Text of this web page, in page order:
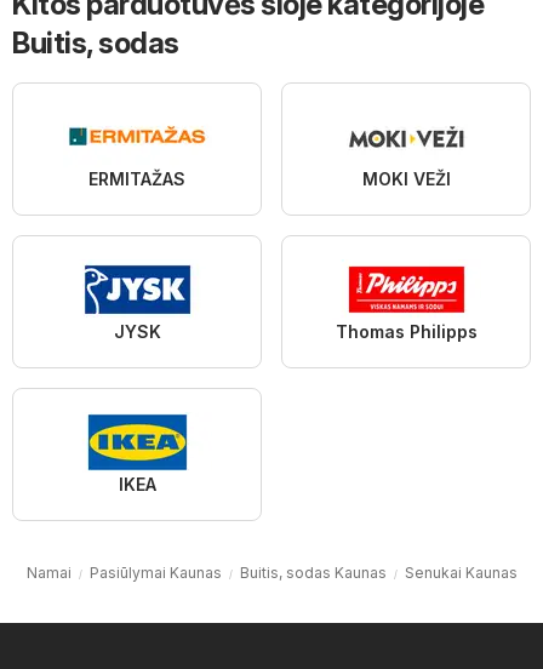
Buitis, sodas
ERMITAŽAS MOKI VEŽI
JYSK Thomas Philipps
IKEA
Namai Pasiūlymai Kaunas Buitis, sodas Kaunas Senukai Kaunas